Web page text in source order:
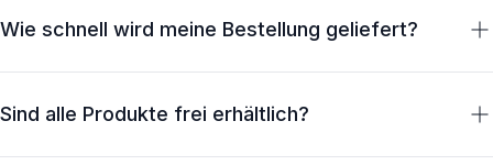
Wie schnell wird meine Bestellung geliefert?
Regel innerhalb von 24 Stunden (werktags). Die
Sind alle Produkte frei erhältlich?